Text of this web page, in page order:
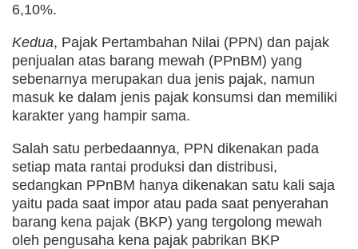
6,10%.
Kedua, Pajak Pertambahan Nilai (PPN) dan pajak
penjualan atas barang mewah (PPnBM) yang
sebenarnya merupakan dua jenis pajak, namun
masuk ke dalam jenis pajak konsumsi dan memiliki
karakter yang hampir sama.
Salah satu perbedaannya, PPN dikenakan pada
setiap mata rantai produksi dan distribusi,
sedangkan PPnBM hanya dikenakan satu kali saja
yaitu pada saat impor atau pada saat penyerahan
barang kena pajak (BKP) yang tergolong mewah
oleh pengusaha kena pajak pabrikan BKP